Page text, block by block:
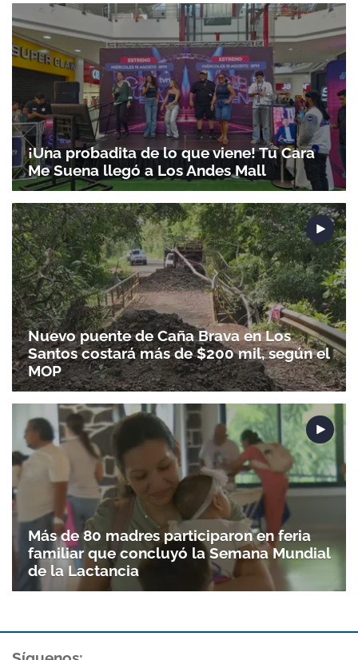
¡Una probadita de lo que viene! Tu Cara
Me Suena llegó a Los Andes Mall
Nuevo puente de Caña Brava en Los
Santos costará más de $200 mil, según el
MOP
Más de 80 madres participaron en feria
familiar que concluyó la Semana Mundial
de la Lactancia